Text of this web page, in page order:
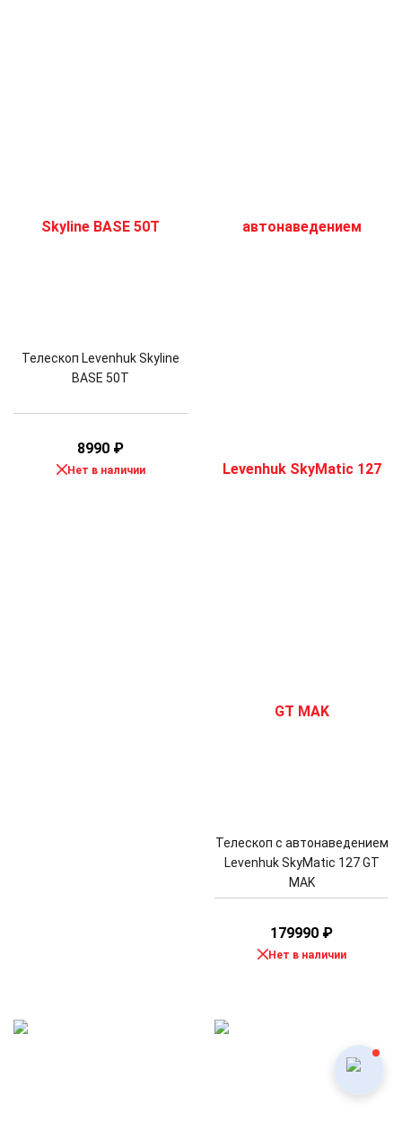
Телескоп Levenhuk Skyline
BASE 50T
8990 ₽
Нет в наличии
Телескоп с автонаведением
Levenhuk SkyMatic 127 GT
MAK
179990 ₽
Нет в наличии